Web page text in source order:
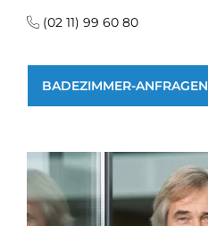
(02 11) 99 60 80
BADEZIMMER-ANFRAGEN